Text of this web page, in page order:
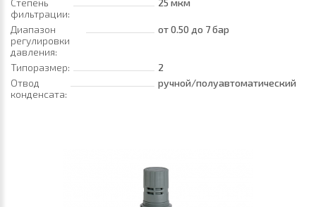
Степень
фильтрации:
25 мкм
Диапазон
регулировки
давления:
от 0.50 до 7 бар
Типоразмер:
2
Отвод
конденсата:
ручной/полуавтоматический